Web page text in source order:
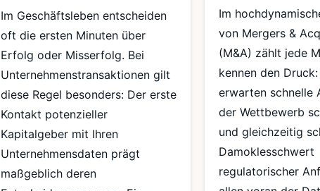
Im Geschäftsleben entscheiden
oft die ersten Minuten über
Erfolg oder Misserfolg. Bei
Unternehmenstransaktionen gilt
diese Regel besonders: Der erste
Kontakt potenzieller
Kapitalgeber mit Ihren
Unternehmensdaten prägt
maßgeblich deren
Im
von Mergers &
(M&A) zählt jede
kennen den
erwarten schnelle
der Wettbewerb
und gleichzeitig
Damoklesschwert
regulatorischer